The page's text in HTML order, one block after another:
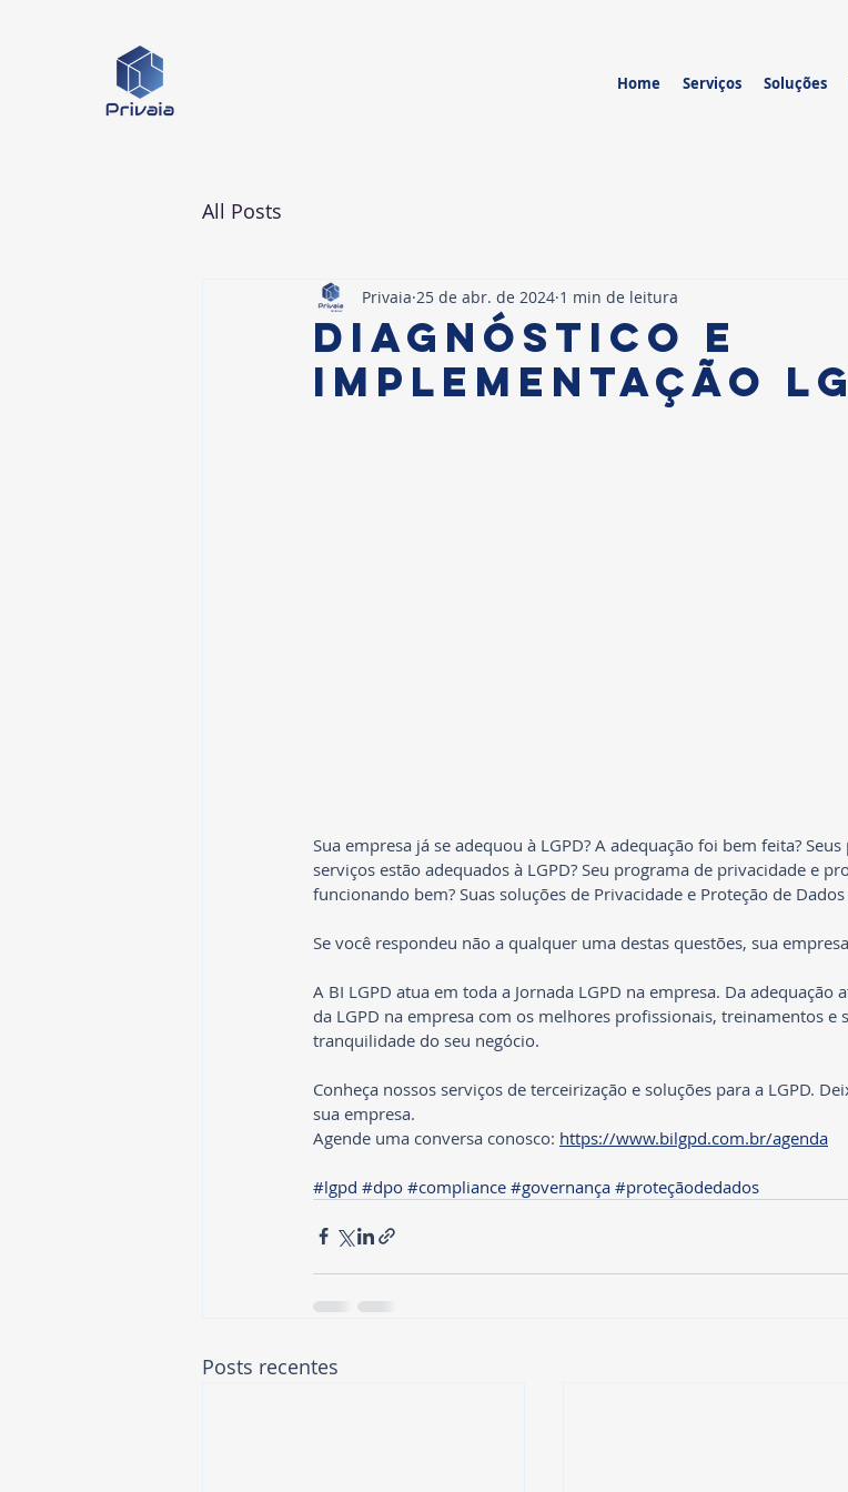
Home Serviços Soluções
All Posts
diagnóstico e
implementação
Privaia 25 de abr. de 2024 1 min de leitura
Sua empresa já se adequou à LGPD? A adequação foi bem feita?
serviços estão adequados à LGPD? Seu programa de privacidade e
funcionando bem? Suas soluções de Privacidade e Proteção de
Se você respondeu não a qualquer uma destas questões, sua
A BI LGPD atua em toda a Jornada LGPD na empresa. Da adequação
da LGPD na empresa com os melhores profissionais, treinamentos e
tranquilidade do seu negócio.
Conheça nossos serviços de terceirização e soluções para a LGPD.
sua empresa.
Agende uma conversa conosco: https://www.bilgpd.com.br/agenda
#lgpd #dpo #compliance #governança #proteçãodedados
Posts recentes